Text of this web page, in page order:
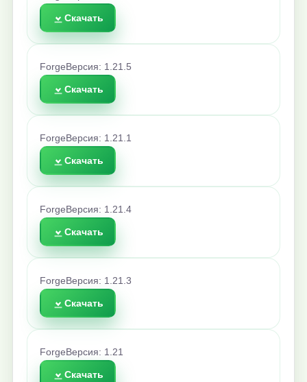
Скачать
Forge Версия: 1.21.5
Скачать
Forge Версия: 1.21.1
Скачать
Forge Версия: 1.21.4
Скачать
Forge Версия: 1.21.3
Скачать
Forge Версия: 1.21
Скачать